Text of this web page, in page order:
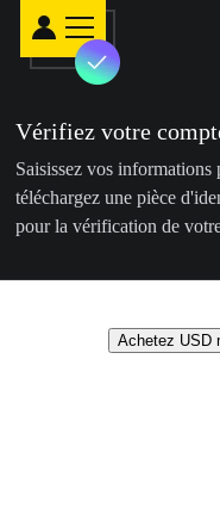
Vérifiez votre
Saisissez vos informations
téléchargez une pièce
pour la vérification de
Achetez USD